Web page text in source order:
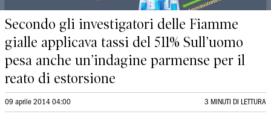
Secondo gli investigatori delle Fiamme
gialle applicava tassi del 511% Sull’uomo
pesa anche un’indagine parmense per il
reato di estorsione
09 aprile 2014 04:00 3 MINUTI DI LETTURA